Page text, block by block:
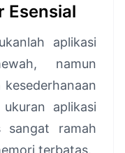
Esensial
aplikasi
namun
aplikasi
sangat ramah
terbatas.